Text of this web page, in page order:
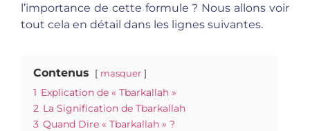
l’importance de cette formule ? Nous allons voir
tout cela en détail dans les lignes suivantes.
Contenus masquer
1 Explication de « Tbarkallah »
2 La Signification de Tbarkallah
3 Quand Dire « Tbarkallah » ?